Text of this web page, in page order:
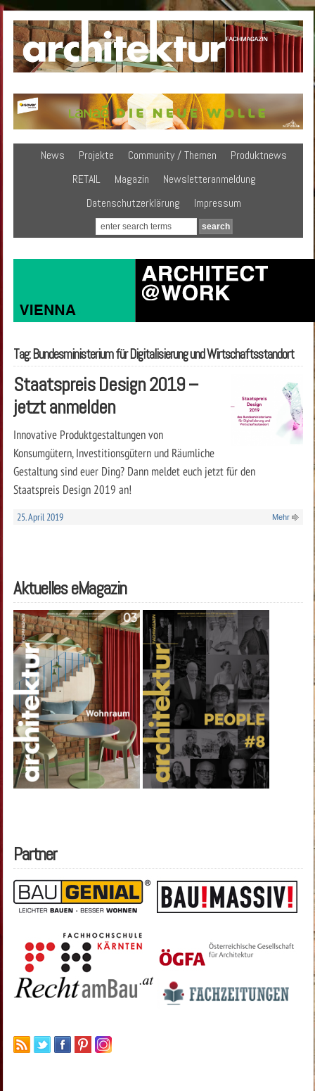
News Projekte Community / Themen
Produktnews
RETAIL
Magazin
Newsletteranmeldung
Datenschutzerklärung
Impressum
Tag: Bundesministerium für Digitalisierung und Wirtschaftsstandort
Staatspreis Design 2019 –
jetzt anmelden
Innovative Produktgestaltungen von
Konsumgütern, Investitionsgütern und Räumliche
Gestaltung sind euer Ding? Dann meldet euch jetzt für den
Staatspreis Design 2019 an!
25. April 2019 Mehr
Aktuelles eMagazin
Partner